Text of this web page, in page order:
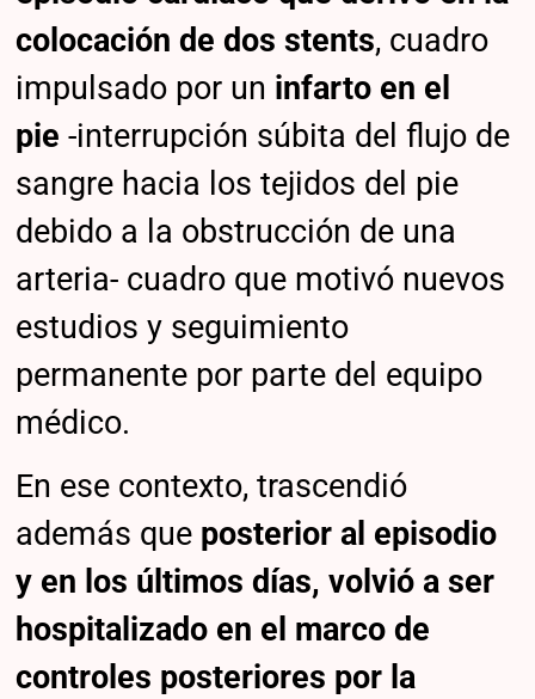
colocación de dos stents, cuadro
impulsado por un infarto en el
pie-interrupción súbita del flujo de
sangre hacia los tejidos del pie
debido a la obstrucción de una
arteria- cuadro que motivó nuevos
estudios y seguimiento
permanente por parte del equipo
médico.
En ese contexto, trascendió
además que posterior al episodio
y en los últimos días, volvió a ser
hospitalizado en el marco de
controles posteriores por la